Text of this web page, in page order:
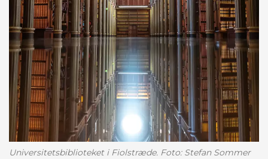
Universitetsbiblioteket i Fiolstræde. Foto: Stefan Sommer